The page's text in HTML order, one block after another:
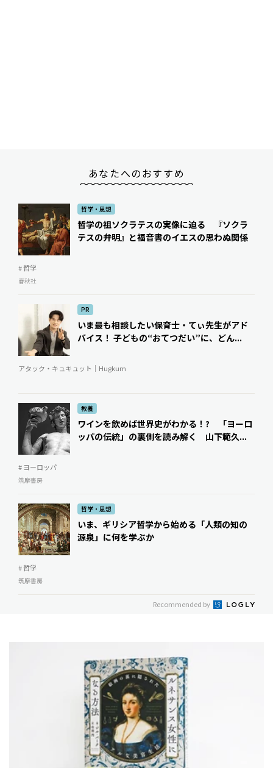
あなたへのおすすめ
哲学・思想
哲学の祖ソクラテスの実像に迫る 『ソクラ
テスの弁明』と福音書のイエスの思わぬ関係
# 哲学
春秋社
PR
いま最も相談したい保育士・てぃ先生がアド
バイス！ 子どもの“おてつだい”に、どん...
アタック・キュキュット｜Hugkum
教養
ワインを飲めば世界史がわかる！? 「ヨーロ
ッパの伝統」の裏側を読み解く 山下範久...
# ヨーロッパ
筑摩書房
哲学・思想
いま、ギリシア哲学から始める――「人類の知の
源泉」に何を学ぶか
# 哲学
筑摩書房
Recommended by